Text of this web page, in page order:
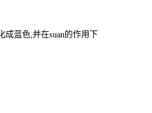
成蓝色,并在suan的作用下